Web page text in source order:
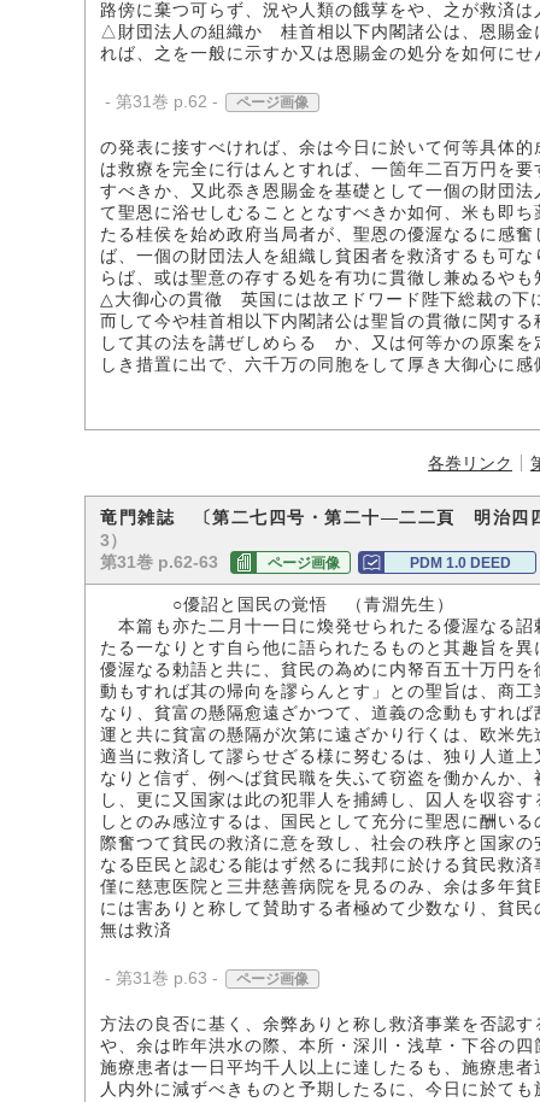
路傍に棄つ可らず、況や人類の餓莩をや、之が救済
△財団法人の組織か 桂首相以下内閣諸公は、恩賜金
れば、之を一般に示すか又は恩賜金の処分を如何に
- 第31巻 p.62 - ページ画像
の発表に接すべければ、余は今日に於いて何等具体
は救療を完全に行はんとすれば、一箇年二百万円を
すべきか、又此忝き恩賜金を基礎として一個の財団
て聖恩に浴せしむることとなすべきか如何、米も即
たる桂侯を始め政府当局者が、聖恩の優渥なるに感
ば、一個の財団法人を組織し貧困者を救済するも可
らば、或は聖意の存する処を有功に貫徹し兼ぬるや
△大御心の貫徹 英国には故ヱドワード陛下総裁の下
而して今や桂首相以下内閣諸公は聖旨の貫徹に関す
して其の法を講ぜしめらるゝか、又は何等かの原案
しき措置に出で、六千万の同胞をして厚き大御心に
各巻リンク
竜門雑誌 〔第二七四号・第二十―二二頁 明治四
3）
第31巻 p.62-63
ページ画像 PDM 1.0 DEED
○優詔と国民の覚悟 （青淵先生）
本篇も亦た二月十一日に煥発せられたる優渥なる
たる一なりとす自ら他に語られたるものと其趣旨を
優渥なる勅語と共に、貧民の為めに内帑百五十万円
動もすれば其の帰向を謬らんとす」との聖旨は、商
なり、貧富の懸隔愈遠ざかつて、道義の念動もすれ
運と共に貧富の懸隔が次第に遠ざかり行くは、欧米
適当に救済して謬らせざる様に努むるは、独り人道
なりと信ず、例へば貧民職を失ふて窃盗を働かんか
し、更に又国家は此の犯罪人を捕縛し、囚人を収容
しとのみ感泣するは、国民として充分に聖恩に酬い
際奮つて貧民の救済に意を致し、社会の秩序と国家
なる臣民と認むる能はず然るに我邦に於ける貧民救
僅に慈恵医院と三井慈善病院を見るのみ、余は多年
には害ありと称して賛助する者極めて少数なり、貧
無は救済
- 第31巻 p.63 - ページ画像
方法の良否に基く、余弊ありと称し救済事業を否認
や、余は昨年洪水の際、本所・深川・浅草・下谷の
施療患者は一日平均千人以上に達したるも、施療患
人内外に減ずべきものと予期したるに、今日に於て